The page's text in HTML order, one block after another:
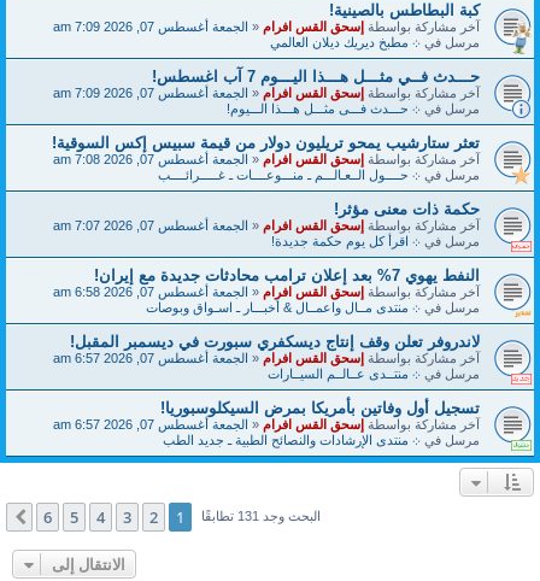
كبة البطاطس بالصينية!
آخر مشاركة بواسطةإسحق القس افرام«الجمعة أغسطس 07, 2026 7:09 am
مرسل في܀ مطبخ ديريك ديلان العالمي
حـــدث فــي مثـــل هـــذا اليـــوم 7 آب اغسطس!
آخر مشاركة بواسطةإسحق القس افرام«الجمعة أغسطس 07, 2026 7:09 am
مرسل في܀ حـــدث فـــى مثـــل هـــذا الـــيوم!
تعثر ستارشيب يمحو تريليون دولار من قيمة سبيس إكس السوقية!
آخر مشاركة بواسطةإسحق القس افرام«الجمعة أغسطس 07, 2026 7:08 am
مرسل في܀ حــــول الــعـالـــم ـ منـــوعــــات ـ غـــــرائــــب
حكمة ذات معنى مؤثر!
آخر مشاركة بواسطةإسحق القس افرام«الجمعة أغسطس 07, 2026 7:07 am
مرسل في܀ اقرأ كل يوم حكمة جديدة!
النفط يهوي 7% بعد إعلان ترامب محادثات جديدة مع إيران!
آخر مشاركة بواسطةإسحق القس افرام«الجمعة أغسطس 07, 2026 6:58 am
مرسل في܀ منتدى مــال واعمــال & أخبـــار ـ اسـواق وبوصات
لاندروفر تعلن وقف إنتاج ديسكفري سبورت في ديسمبر المقبل!
آخر مشاركة بواسطةإسحق القس افرام«الجمعة أغسطس 07, 2026 6:57 am
مرسل في܀ منتــدى عــالــم السيــارات
تسجيل أول وفاتين بأمريكا بمرض السيكلوسبوريا!
آخر مشاركة بواسطةإسحق القس افرام«الجمعة أغسطس 07, 2026 6:57 am
مرسل في܀ منتدى الإرشادات والنصائح الطبية ـ جديد الطب
البحث وجد 131 تطابقًا 1
2
3
4
5
6 التالي
الانتقال إلى